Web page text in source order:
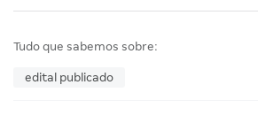
Tudo que sabemos sobre:
edital publicado